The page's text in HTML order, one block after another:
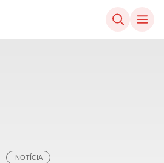
NOTÍCIA